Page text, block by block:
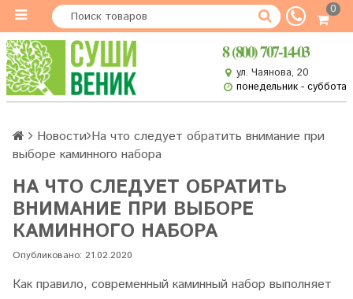
0
8 (800) 707-14-03
ул. Чаянова, 20
понедельник - суббота
Новости На что следует обратить внимание при
выборе каминного набора
НА ЧТО СЛЕДУЕТ ОБРАТИТЬ
ВНИМАНИЕ ПРИ ВЫБОРЕ
КАМИННОГО НАБОРА
Опубликовано: 21.02.2020
Как правило, современный каминный набор выполняет